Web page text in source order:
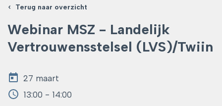
Terug naar overzicht
Webinar MSZ - Landelijk
Vertrouwensstelsel (LVS)/Twiin
27 maart
13:00 - 14:00